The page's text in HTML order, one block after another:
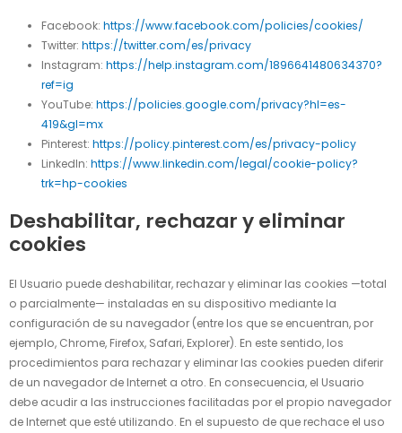
Facebook:https://www.facebook.com/policies/cookies/
Twitter:https://twitter.com/es/privacy
Instagram:https://help.instagram.com/1896641480634370?
ref=ig
YouTube:https://policies.google.com/privacy?hl=es-
419&gl=mx
Pinterest:https://policy.pinterest.com/es/privacy-policy
LinkedIn:https://www.linkedin.com/legal/cookie-policy?
trk=hp-cookies
Deshabilitar, rechazar y eliminar
cookies
El Usuario puede deshabilitar, rechazar y eliminar las cookies —total
o parcialmente— instaladas en su dispositivo mediante la
configuración de su navegador (entre los que se encuentran, por
ejemplo, Chrome, Firefox, Safari, Explorer). En este sentido, los
procedimientos para rechazar y eliminar las cookies pueden diferir
de un navegador de Internet a otro. En consecuencia, el Usuario
debe acudir a las instrucciones facilitadas por el propio navegador
de Internet que esté utilizando. En el supuesto de que rechace el uso